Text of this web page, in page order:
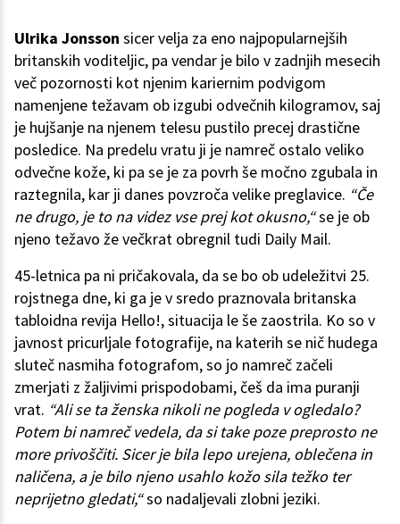
Ulrika Jonsson sicer velja za eno najpopularnejših
britanskih voditeljic, pa vendar je bilo v zadnjih mesecih
več pozornosti kot njenim kariernim podvigom
namenjene težavam ob izgubi odvečnih kilogramov, saj
je hujšanje na njenem telesu pustilo precej drastične
posledice. Na predelu vratu ji je namreč ostalo veliko
odvečne kože, ki pa se je za povrh še močno zgubala in
raztegnila, kar ji danes povzroča velike preglavice. “Če
ne drugo, je to na videz vse prej kot okusno,“se je ob
njeno težavo že večkrat obregnil tudi Daily Mail.
45-letnica pa ni pričakovala, da se bo ob udeležitvi 25.
rojstnega dne, ki ga je v sredo praznovala britanska
tabloidna revija Hello!, situacija le še zaostrila. Ko so v
javnost pricurljale fotografije, na katerih se nič hudega
sluteč nasmiha fotografom, so jo namreč začeli
zmerjati z žaljivimi prispodobami, češ da ima puranji
vrat. “Ali se ta ženska nikoli ne pogleda v ogledalo?
Potem bi namreč vedela, da si take poze preprosto ne
more privoščiti. Sicer je bila lepo urejena, oblečena in
naličena, a je bilo njeno usahlo kožo sila težko ter
neprijetno gledati,“so nadaljevali zlobni jeziki.